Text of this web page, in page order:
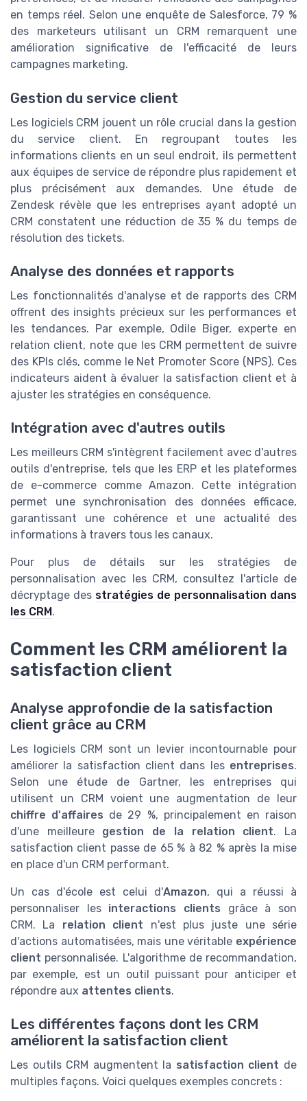
en temps réel. Selon une enquête de Salesforce, 79 %
des marketeurs utilisant un CRM remarquent une
amélioration significative de l'efficacité de leurs
campagnes marketing.
Gestion du service client
Les logiciels CRM jouent un rôle crucial dans la gestion
du service client. En regroupant toutes les
informations clients en un seul endroit, ils permettent
aux équipes de service de répondre plus rapidement et
plus précisément aux demandes. Une étude de
Zendesk révèle que les entreprises ayant adopté un
CRM constatent une réduction de 35 % du temps de
résolution des tickets.
Analyse des données et rapports
Les fonctionnalités d'analyse et de rapports des CRM
offrent des insights précieux sur les performances et
les tendances. Par exemple, Odile Biger, experte en
relation client, note que les CRM permettent de suivre
des KPIs clés, comme le Net Promoter Score (NPS). Ces
indicateurs aident à évaluer la satisfaction client et à
ajuster les stratégies en conséquence.
Intégration avec d'autres outils
Les meilleurs CRM s'intègrent facilement avec d'autres
outils d'entreprise, tels que les ERP et les plateformes
de e-commerce comme Amazon. Cette intégration
permet une synchronisation des données efficace,
garantissant une cohérence et une actualité des
informations à travers tous les canaux.
Pour plus de détails sur les stratégies de
personnalisation avec les CRM, consultez l'article de
décryptage des stratégies de personnalisation dans
les CRM .
Comment les CRM améliorent la
satisfaction client
Analyse approfondie de la satisfaction
client grâce au CRM
Les logiciels CRM sont un levier incontournable pour
améliorer la satisfaction client dans les entreprises.
Selon une étude de Gartner, les entreprises qui
utilisent un CRM voient une augmentation de leur
chiffre d'affaires de 29 %, principalement en raison
d'une meilleure gestion de la relation client. La
satisfaction client passe de 65 % à 82 % après la mise
en place d'un CRM performant.
Un cas d'école est celui d'Amazon, qui a réussi à
personnaliser les interactions clients grâce à son
CRM. La relation client n'est plus juste une série
d'actions automatisées, mais une véritable expérience
client personnalisée. L'algorithme de recommandation,
par exemple, est un outil puissant pour anticiper et
répondre aux attentes clients.
Les différentes façons dont les CRM
améliorent la satisfaction client
Les outils CRM augmentent la satisfaction client de
multiples façons. Voici quelques exemples concrets :